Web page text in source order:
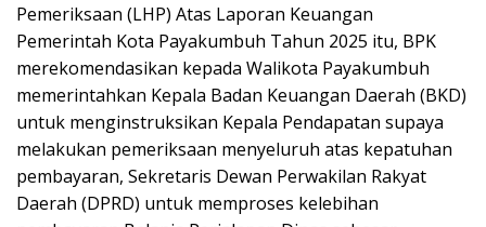
Pemeriksaan (LHP) Atas Laporan Keuangan
Pemerintah Kota Payakumbuh Tahun 2025 itu, BPK
merekomendasikan kepada Walikota Payakumbuh
memerintahkan Kepala Badan Keuangan Daerah (BKD)
untuk menginstruksikan Kepala Pendapatan supaya
melakukan pemeriksaan menyeluruh atas kepatuhan
pembayaran, Sekretaris Dewan Perwakilan Rakyat
Daerah (DPRD) untuk memproses kelebihan